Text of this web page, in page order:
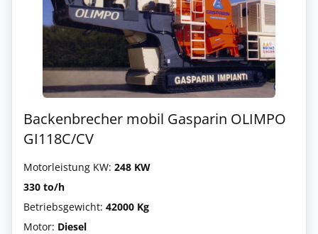
Backenbrecher mobil Gasparin OLIMPO
GI118C/CV
Motorleistung KW: 248 KW
330 to/h
Betriebsgewicht: 42000 Kg
Motor: Diesel